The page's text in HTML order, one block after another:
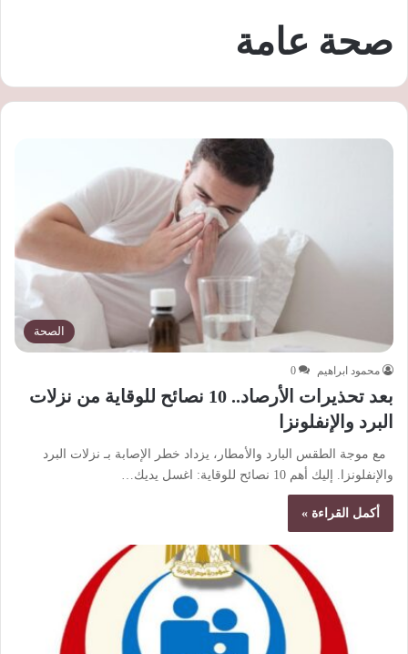
صحة عامة
الصحة
محمود ابراهيم 0
بعد تحذيرات الأرصاد.. 10 نصائح للوقاية من نزلات
البرد والإنفلونزا
مع موجة الطقس البارد والأمطار، يزداد خطر الإصابة بـ نزلات البرد
والإنفلونزا. إليك أهم 10 نصائح للوقاية: اغسل يديك…
أكمل القراءة »